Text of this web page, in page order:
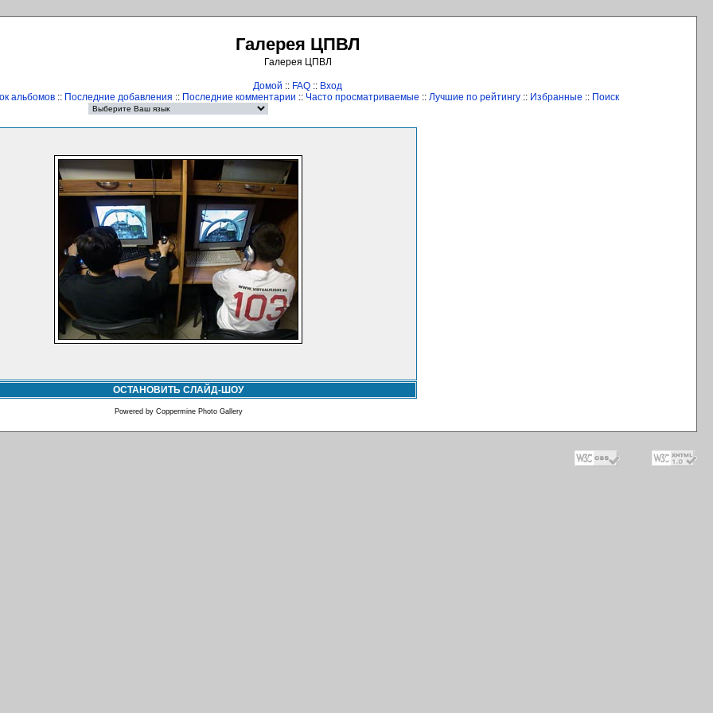
Галерея ЦПВЛ
Галерея ЦПВЛ
Домой :: FAQ :: Вход
альбомов :: Последние добавления :: Последние комментарии :: Часто просматриваемые :: Лучшие по рейтингу :: Избранные :: Поиск
ОСТАНОВИТЬ СЛАЙД-ШОУ
Powered by Coppermine Photo Gallery